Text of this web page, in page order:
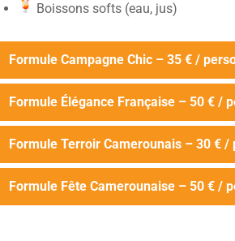
Boissons softs (eau, jus)
Formule Campagne Chic – 35 € /
Formule Élégance Française – 50 € /
Formule Terroir Camerounais – 30 € /
Formule Fête Camerounaise – 50 € /